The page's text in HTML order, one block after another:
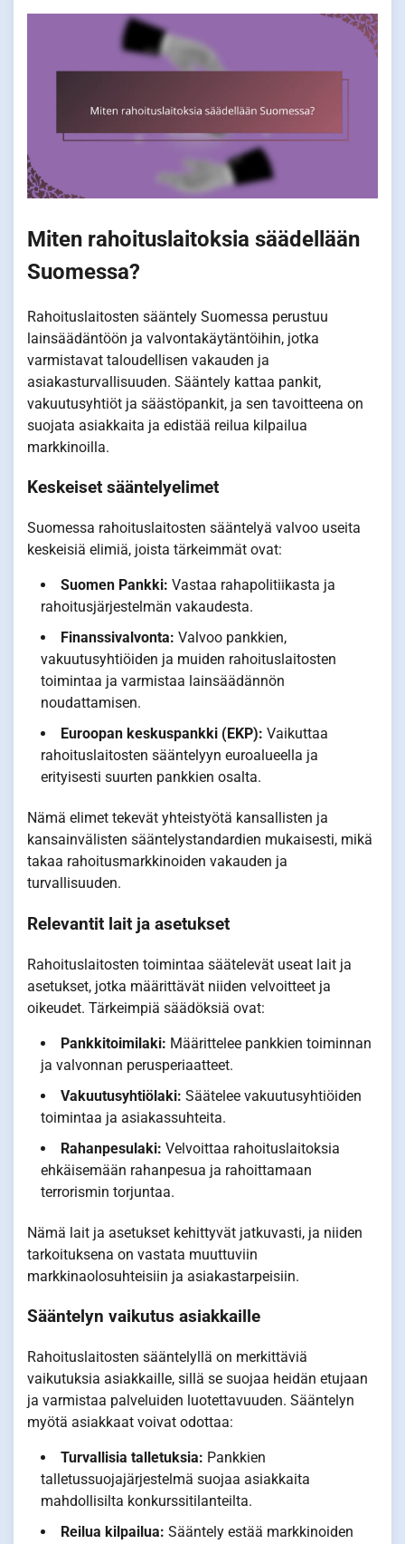
Miten rahoituslaitoksia säädellään
Suomessa?
Rahoituslaitosten sääntely Suomessa perustuu
lainsäädäntöön ja valvontakäytäntöihin, jotka
varmistavat taloudellisen vakauden ja
asiakasturvallisuuden. Sääntely kattaa pankit,
vakuutusyhtiöt ja säästöpankit, ja sen tavoitteena on
suojata asiakkaita ja edistää reilua kilpailua
markkinoilla.
Keskeiset sääntelyelimet
Suomessa rahoituslaitosten sääntelyä valvoo useita
keskeisiä elimiä, joista tärkeimmät ovat:
Suomen Pankki: Vastaa rahapolitiikasta ja
rahoitusjärjestelmän vakaudesta.
Finanssivalvonta: Valvoo pankkien,
vakuutusyhtiöiden ja muiden rahoituslaitosten
toimintaa ja varmistaa lainsäädännön
noudattamisen.
Euroopan keskuspankki (EKP): Vaikuttaa
rahoituslaitosten sääntelyyn euroalueella ja
erityisesti suurten pankkien osalta.
Nämä elimet tekevät yhteistyötä kansallisten ja
kansainvälisten sääntelystandardien mukaisesti, mikä
takaa rahoitusmarkkinoiden vakauden ja
turvallisuuden.
Relevantit lait ja asetukset
Rahoituslaitosten toimintaa säätelevät useat lait ja
asetukset, jotka määrittävät niiden velvoitteet ja
oikeudet. Tärkeimpiä säädöksiä ovat:
Pankkitoimilaki: Määrittelee pankkien toiminnan
ja valvonnan perusperiaatteet.
Vakuutusyhtiölaki: Säätelee vakuutusyhtiöiden
toimintaa ja asiakassuhteita.
Rahanpesulaki: Velvoittaa rahoituslaitoksia
ehkäisemään rahanpesua ja rahoittamaan
terrorismin torjuntaa.
Nämä lait ja asetukset kehittyvät jatkuvasti, ja niiden
tarkoituksena on vastata muuttuviin
markkinaolosuhteisiin ja asiakastarpeisiin.
Sääntelyn vaikutus asiakkaille
Rahoituslaitosten sääntelyllä on merkittäviä
vaikutuksia asiakkaille, sillä se suojaa heidän etujaan
ja varmistaa palveluiden luotettavuuden. Sääntelyn
myötä asiakkaat voivat odottaa:
Turvallisia talletuksia: Pankkien
talletussuojajärjestelmä suojaa asiakkaita
mahdollisilta konkurssitilanteilta.
Reilua kilpailua: Sääntely estää markkinoiden